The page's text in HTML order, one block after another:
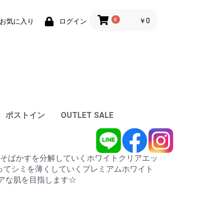
気に入り ログイン 0 ￥0
ポストイン OUTLET SALE
ばかすを分解していくホワイトクリアエッ
シミを薄くしていくプレミアムホワイト
な肌を目指します☆